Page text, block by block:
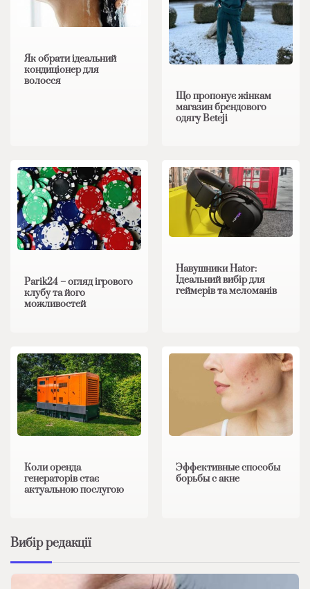
Як обрати ідеальний
кондиціонер для
волосся
Що пропонує жінкам
магазин брендового
одягу Beteji
Parik24 – огляд ігрового
клубу та його
можливостей
Навушники Hator:
Ідеальний вибір для
геймерів та меломанів
Коли оренда
генераторів стає
актуальною послугою
Эффективные способы
борьбы с акне
Вибір редакції